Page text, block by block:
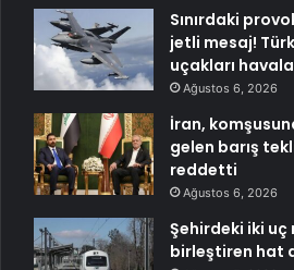
Sınırdaki
jetli mesaj!
uçakları
Ağustos 6, 2026
İran,
gelen barış
reddetti
Ağustos 6, 2026
Şehirdeki iki uç
birleştiren hat